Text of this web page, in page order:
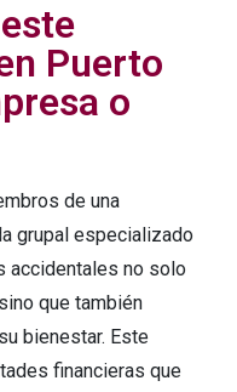
Puerto
o
de una
grupal especializado
accidentales no solo
que también
bienestar. Este
financieras que